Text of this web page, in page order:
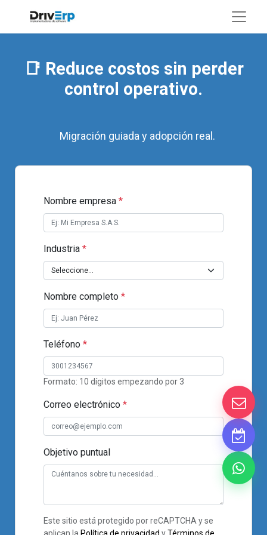
📑 Reduce costos sin perder
control operativo.
Migración guiada y adopción real. ​
Nombre empresa *
Industria *
Nombre completo *
Teléfono *
Formato: 10 dígitos empezando por 3
Correo electrónico *
Objetivo puntual
Este sitio está protegido por reCAPTCHA y se